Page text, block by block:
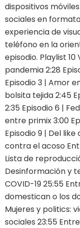
dispositivos
sociales en
experiencia de
teléfono en la
episodio. Playlist 10
pandemia 2:28
Episodio 3 | Amor
bolsita tejida 2:45
2:35 Episodio 6 |
entre primix 3:00
Episodio 9 | Del like
contra el acoso
Lista de
Desinformación y
COVID-19 25:55
domestican o los
Mujeres y politics:
sociales 23:55